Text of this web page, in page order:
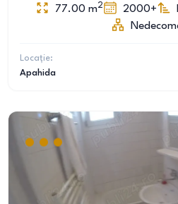
77.00 m2 2000+
Locație:
Apahida